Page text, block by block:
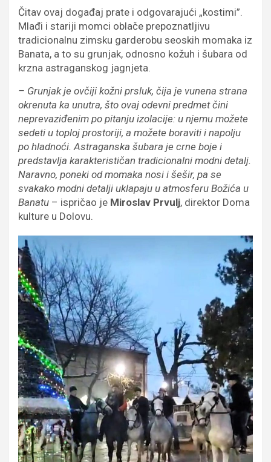
Čitav ovaj događaj prate i odgovarajući „kostimi”.
Mlađi i stariji momci oblače prepoznatljivu
tradicionalnu zimsku garderobu seoskih momaka iz
Banata, a to su grunjak, odnosno kožuh i šubara od
krzna astraganskog jagnjeta.
– Grunjak je ovčiji kožni prsluk, čija je vunena strana
okrenuta ka unutra, što ovaj odevni predmet čini
neprevaziđenim po pitanju izolacije: u njemu možete
sedeti u toploj prostoriji, a možete boraviti i napolju
po hladnoći. Astraganska šubara je crne boje i
predstavlja karakterističan tradicionalni modni detalj.
Naravno, poneki od momaka nosi i šešir, pa se
svakako modni detalji uklapaju u atmosferu Božića u
Banatu – ispričao je Miroslav Prvulj, direktor Doma
kulture u Dolovu.